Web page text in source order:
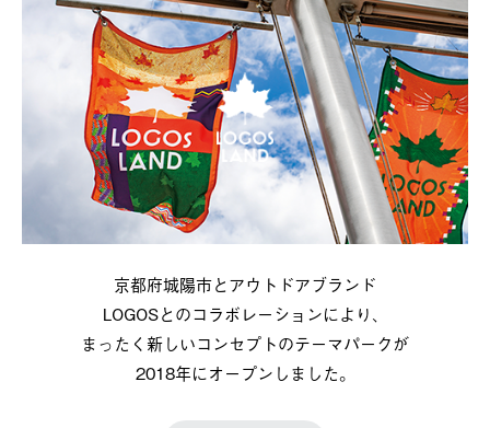
京都府城陽市とアウトドアブランド
LOGOSとのコラボレーションにより、
まったく新しいコンセプトのテーマパークが
2018年にオープンしました。